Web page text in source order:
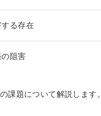
る存在
阻害
課題について解説します。